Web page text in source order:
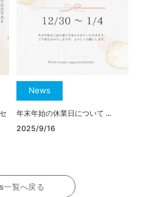
News
年末年始の休業日について ...
2025/9/16
一覧へ戻る